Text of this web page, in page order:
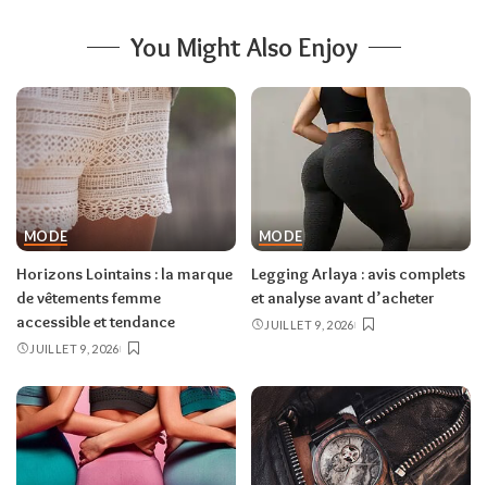
You Might Also Enjoy
MODE
Horizons Lointains : la marque
de vêtements femme
accessible et tendance
JUILLET 9, 2026
MODE
Legging Arlaya : avis complets
et analyse avant d’acheter
JUILLET 9, 2026